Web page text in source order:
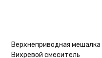
Верхнеприводная
Вихревой смеситель